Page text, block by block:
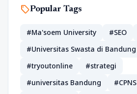
sellPopular Tags
#Ma'soem University #SEO
#Universitas Swasta di Bandung
#tryoutonline
#strategi
#universitas Bandung
#CPNS